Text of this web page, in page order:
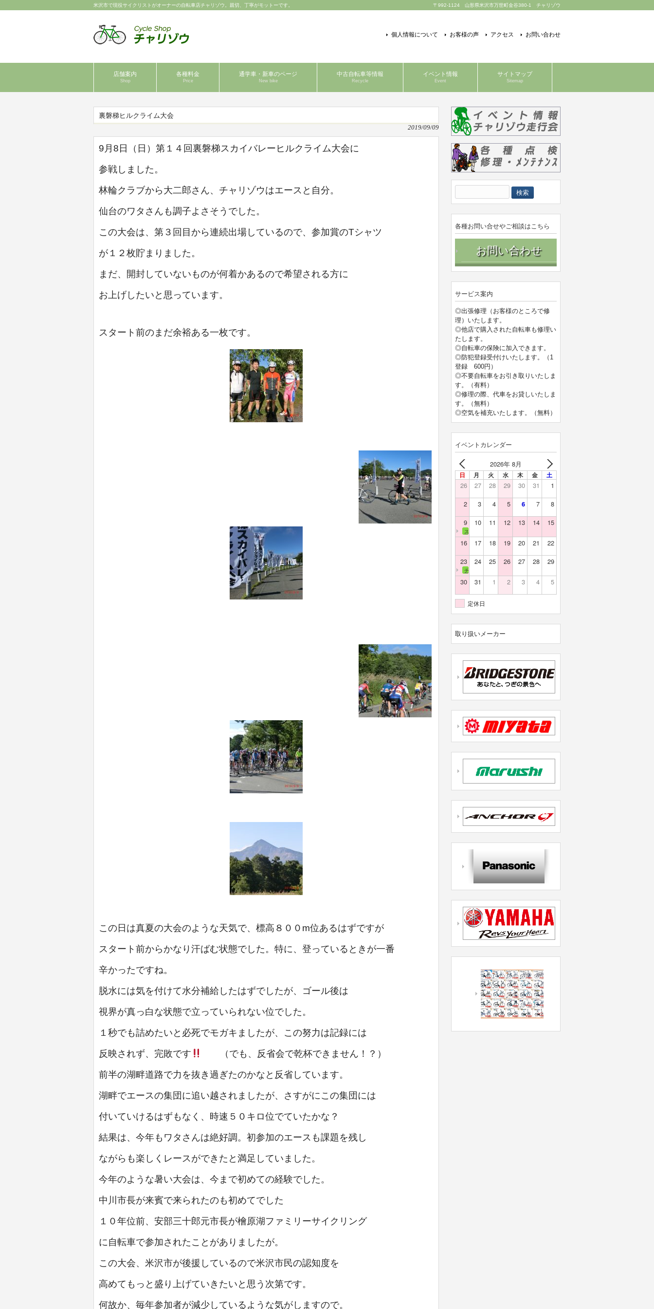
米沢市で現役サイクリストがオーナーの自転車店チャリゾウ。親切、丁寧がモットーです。 〒992-1124 山形県米沢市万世町金谷380-1 チャリゾウ
個人情報について お客様の声 アクセス お問い合わせ
店舗案内
Shop
各種料金
Price
通学車・新車のページ
New bike
中古自転車等情報
Recycle
イベント情報
Event
サイトマップ
Sitemap
裏磐梯ヒルクライム大会
2019/09/09
9月8日（日）第１４回裏磐梯スカイバレーヒルクライム大会に
参戦しました。
林輪クラブから大二郎さん、チャリゾウはエースと自分。
仙台のワタさんも調子よさそうでした。
この大会は、第３回目から連続出場しているので、参加賞のTシャツ
が１２枚貯まりました。
まだ、開封していないものが何着かあるので希望される方に
お上げしたいと思っています。
スタート前のまだ余裕ある一枚です。
この日は真夏の大会のような天気で、標高８００m位あるはずですが
スタート前からかなり汗ばむ状態でした。特に、登っているときが一番
辛かったですね。
脱水には気を付けて水分補給したはずでしたが、ゴール後は
視界が真っ白な状態で立っていられない位でした。
１秒でも詰めたいと必死でモガキましたが、この努力は記録には
反映されず、完敗です （でも、反省会で乾杯できません！？）
前半の湖畔道路で力を抜き過ぎたのかなと反省しています。
湖畔でエースの集団に追い越されましたが、さすがにこの集団には
付いていけるはずもなく、時速５０キロ位でていたかな？
結果は、今年もワタさんは絶好調。初参加のエースも課題を残し
ながらも楽しくレースができたと満足していました。
今年のような暑い大会は、今まで初めての経験でした。
中川市長が来賓で来られたのも初めてでした
１０年位前、安部三十郎元市長が檜原湖ファミリーサイクリング
に自転車で参加されたことがありましたが。
この大会、米沢市が後援しているので米沢市民の認知度を
高めてもっと盛り上げていきたいと思う次第です。
何故か、毎年参加者が減少しているような気がしますので。
索:
各種お問い合せやご相談はこちら
お問い合わせ
サービス案内
◎出張修理（お客様のところで修
理）いたします。
◎他店で購入された自転車も修理い
たします。
◎自転車の保険に加入できます。
◎防犯登録受付けいたします。（1
登録 600円）
◎不要自転車をお引き取りいたしま
す。（有料）
◎修理の際、代車をお貸しいたしま
す。（無料）
◎空気を補充いたします。（無料）
イベントカレンダー
2026年 8月
日 月 火 水 木 金 土
26 27 28 29 30 31
1
2
3 4 5 6 7
8
9
10 11 12 13 14 15
スカイバレー
16 17 18 19 20 21
22
23
24 25 26 27 28 29
チェリーランド
30 31 1 2 3 4 5
定休日
取り扱いメーカー